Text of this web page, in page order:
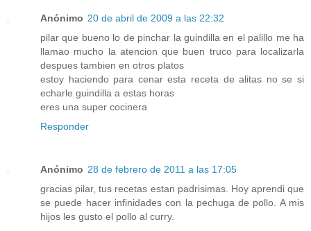
Anónimo 20 de abril de 2009 a las 22:32
pilar que bueno lo de pinchar la guindilla en el palillo me ha
llamao mucho la atencion que buen truco para localizarla
despues tambien en otros platos
estoy haciendo para cenar esta receta de alitas no se si
echarle guindilla a estas horas
eres una super cocinera
Responder
Anónimo 28 de febrero de 2011 a las 17:05
gracias pilar, tus recetas estan padrisimas. Hoy aprendi que
se puede hacer infinidades con la pechuga de pollo. A mis
hijos les gusto el pollo al curry.